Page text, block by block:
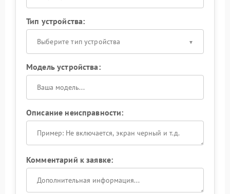
Тип устройства:
Выберите тип устройства
Модель устройства:
Описание неисправности:
Комментарий к заявке: